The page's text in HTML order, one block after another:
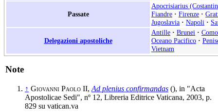
Passate
Apocrisiarius
Fiandre · Firenze ·
Jugoslavia · Napoli ·
Delegazioni apostoliche
Antille · Brunei ·
Oceano Pacifico ·
Vietnam
Note
↑ Giovanni Paolo II, Ad plenius confirmandas (), in "Acta
Apostolicae Sedi", nº 12, Libreria Editrice Vaticana, 2003, p.
829 su vatican.va